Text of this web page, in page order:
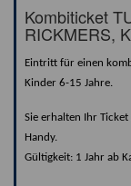
Kombiticket
RICKMERS,
Eintritt für einen
Kinder 6-15 Jahre.
Sie erhalten Ihr
Handy.
Gültigkeit: 1 Jahr ab